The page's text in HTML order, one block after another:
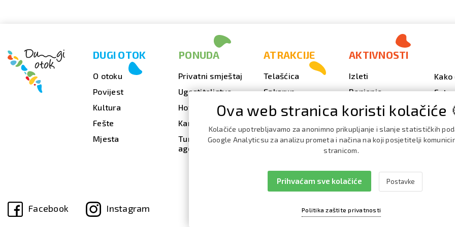
DUGI OTOK
O otoku
Povijest
Kultura
Fešte
Mjesta
PONUDA
Privatni smještaj
Ugostiteljstvo
Hoteli
Kampovi
Turističke
agencije
ATRAKCIJE
Telašćica
Sakarun
Svjetionik Veli Rat
Strašna peć
AKTIVNOSTI
Izleti
Ronjenje
Outdoor
Nautika
Kako
Facebook Instagram
Ova web stranica koristi kolačiće
Kolačiće upotrebljavamo za anonimno prikupljanje i slanje statističkih
Google Analyticsu za analizu prometa i načina na koji posjetitelji
stranicom.
Politika zaštite privatnosti
Prihvaćam sve kolačiće Postavke